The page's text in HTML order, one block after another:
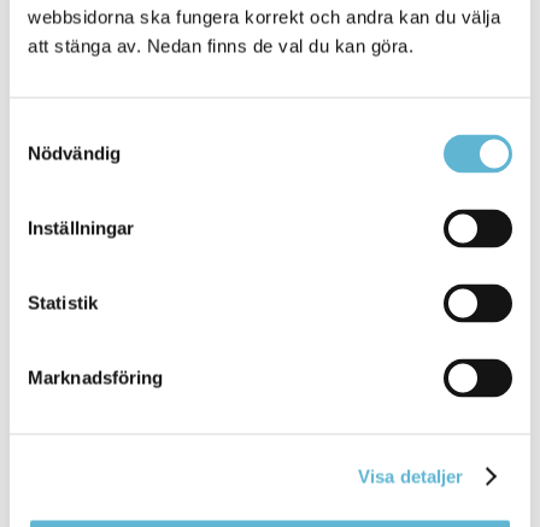
webbsidorna ska fungera korrekt och andra kan du välja
att stänga av. Nedan finns de val du kan göra.
Nödvändig
Inställningar
Statistik
Marknadsföring
Visa detaljer
Kontakta kommunen där du bor om du vill veta mer om
hur samhällsorienteringen fungerar.
Mer information
Informationsverige.se – guiden till det svenska
samhället
i Sverige
Migrationsverket - Skydd och asyl i Sverige
Rådrum - rådgivning till alla som behöver stöd
Arbetsförmedlingen - När du fått